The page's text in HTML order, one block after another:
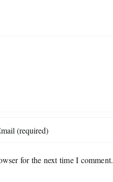
for the next time I comment.